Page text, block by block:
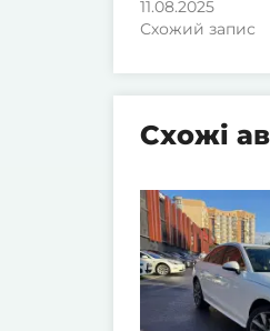
11.08.2025
Схожий запис
Схожі